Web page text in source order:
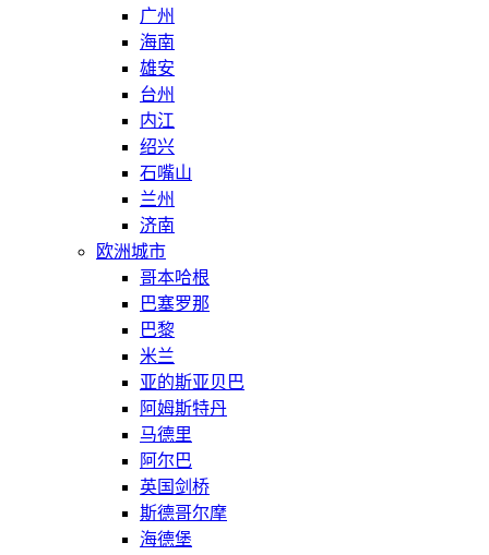
广州
海南
雄安
台州
内江
绍兴
石嘴山
兰州
济南
欧洲城市
哥本哈根
巴塞罗那
巴黎
米兰
亚的斯亚贝巴
阿姆斯特丹
马德里
阿尔巴
英国剑桥
斯德哥尔摩
海德堡